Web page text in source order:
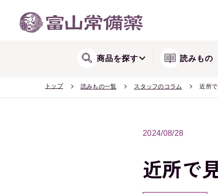
商品を探す
リョウシンシリーズ
読みもの
トップ 読みもの一覧 スタッフのコラム 近所
2024/08/28
近所で